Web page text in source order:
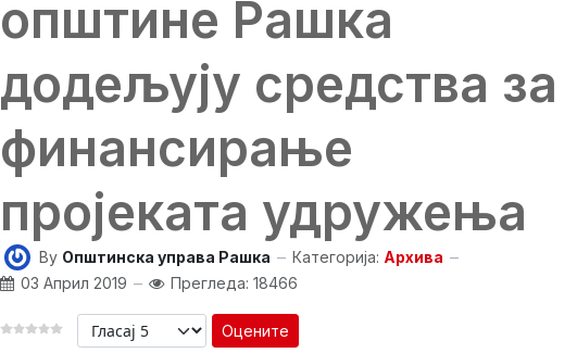
општине Рашка
додељују средства за
финансирање
пројеката удружења
By Општинска управа Рашка Категорија: Архива
03 Април 2019
Прегледа: 18466
Оцените